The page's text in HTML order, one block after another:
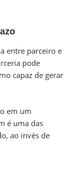
entre parceiro e
pode
capaz de gerar
em um
é uma das
ao invés de